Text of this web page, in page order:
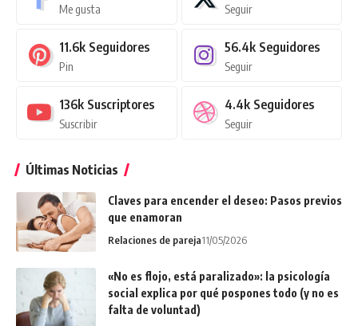
Me gusta Seguir
11.6k Seguidores
Pin
56.4k Seguidores
Seguir
136k Suscriptores
Suscribir
4.4k Seguidores
Seguir
Últimas Noticias
Claves para encender el deseo: Pasos previos
que enamoran
Relaciones de pareja11/05/2026
«No es flojo, está paralizado»: la psicología
social explica por qué pospones todo (y no es
falta de voluntad)